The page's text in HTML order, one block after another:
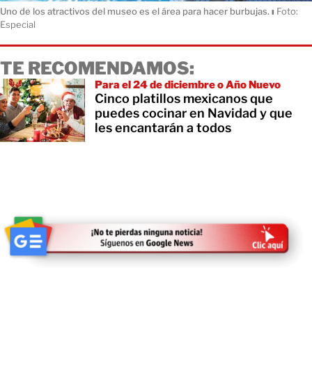
Uno de los atractivos del museo es el área para hacer burbujas. ı Foto:
Especial
TE RECOMENDAMOS:
Para el 24 de diciembre o Año Nuevo
Cinco platillos mexicanos que
puedes cocinar en Navidad y que
les encantarán a todos